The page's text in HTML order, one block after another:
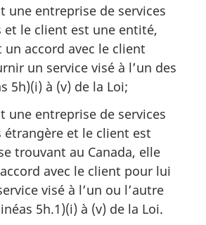
une entreprise de services
et le client est une entité,
un accord avec le client
un service visé à l’un des
5h)(i) à (v) de la Loi;
une entreprise de services
étrangère et le client est
trouvant au Canada, elle
avec le client pour lui
visé à l’un ou l’autre
5h.1)(i) à (v) de la Loi.